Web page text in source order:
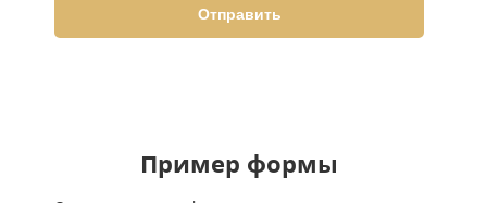
Пример формы